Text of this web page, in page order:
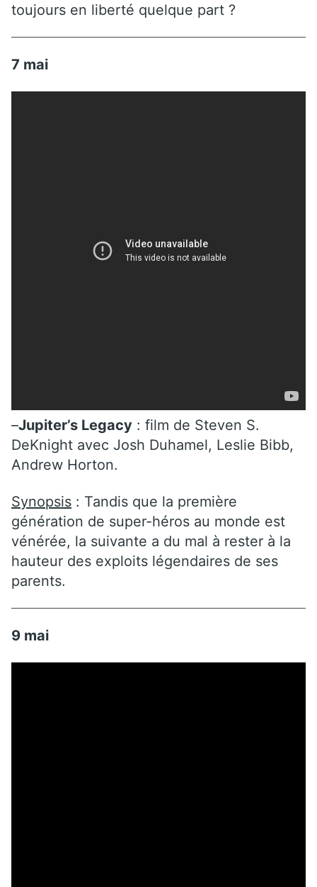
toujours en liberté quelque part ?
7 mai
–Jupiter’s Legacy : film de Steven S.
DeKnight avec Josh Duhamel, Leslie Bibb,
Andrew Horton.
Synopsis : Tandis que la première
génération de super-héros au monde est
vénérée, la suivante a du mal à rester à la
hauteur des exploits légendaires de ses
parents.
9 mai